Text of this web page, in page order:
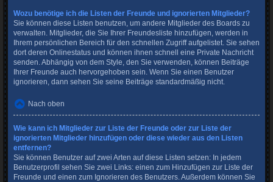
Wozu benötige ich die Listen der Freunde und ignorierten Mitglieder?
Sie können diese Listen benutzen, um andere Mitglieder des Boards zu
verwalten. Mitglieder, die Sie Ihrer Freundesliste hinzufügen, werden in
Ihrem persönlichen Bereich für den schnellen Zugriff aufgelistet. Sie sehen
dort deren Onlinestatus und können ihnen schnell eine Private Nachricht
senden. Abhängig von dem Style, den Sie verwenden, können Beiträge
Ihrer Freunde auch hervorgehoben sein. Wenn Sie einen Benutzer
ignorieren, dann sehen Sie seine Beiträge standardmäßig nicht.
Nach oben
Wie kann ich Mitglieder zur Liste der Freunde oder zur Liste der
ignorierten Mitglieder hinzufügen oder diese wieder aus den Listen
entfernen?
Sie können Benutzer auf zwei Arten auf diese Listen setzen: In jedem
Benutzerprofil sehen Sie zwei Links: einen zum Hinzufügen zur Liste der
Freunde und einen zum Ignorieren des Benutzers. Außerdem können Sie